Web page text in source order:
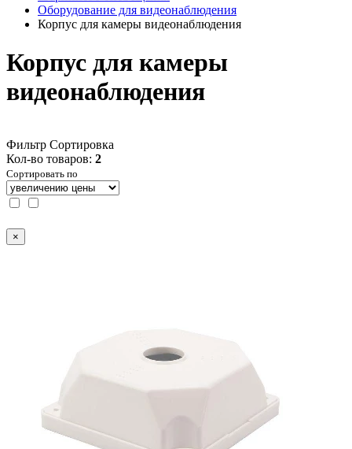
Оборудование для видеонаблюдения
Корпус для камеры видеонаблюдения
Корпус для камеры
видеонаблюдения
Фильтр Сортировка
Кол-во товаров: 2
Сортировать по
×